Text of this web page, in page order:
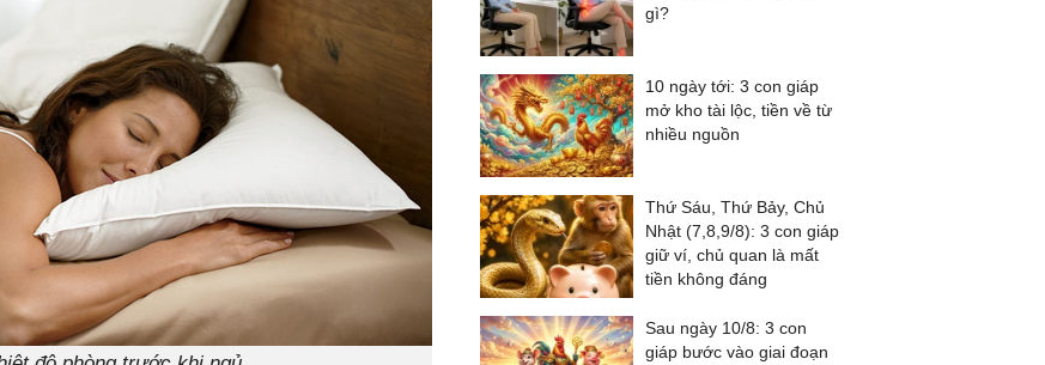
gì?
10 ngày tới: 3 con giáp
mở kho tài lộc, tiền về từ
nhiều nguồn
Thứ Sáu, Thứ Bảy, Chủ
Nhật (7,8,9/8): 3 con giáp
giữ ví, chủ quan là mất
tiền không đáng
Sau ngày 10/8: 3 con
giáp bước vào giai đoạn